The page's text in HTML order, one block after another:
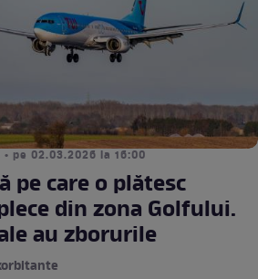
• pe 02.03.2026 la 16:00
pe care o plătesc
din zona Golfului.
au zborurile